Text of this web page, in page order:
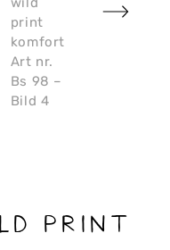
print